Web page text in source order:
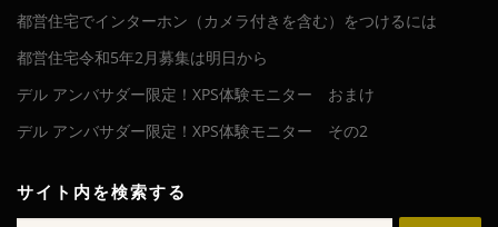
都営住宅でインターホン（カメラ付きを含む）をつけるには
都営住宅令和5年2月募集は明日から
デル アンバサダー限定！XPS体験モニター おまけ
デル アンバサダー限定！XPS体験モニター その2
サイト内を検索する